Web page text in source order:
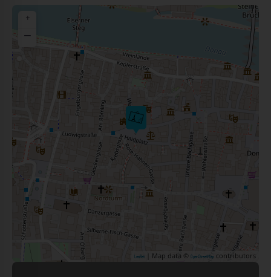
+
−
Leaflet | Map data © OpenStreetMap contributors